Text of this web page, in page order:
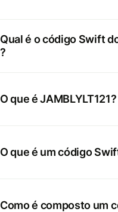
Qual é o código Swift
?
O que é JAMBLYLT121?
O que é um código
Como é composto um